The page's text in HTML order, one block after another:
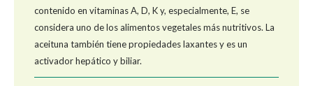
contenido en vitaminas A, D, K y, especialmente, E, se
considera uno de los alimentos vegetales más nutritivos. La
aceituna también tiene propiedades laxantes y es un
activador hepático y biliar.